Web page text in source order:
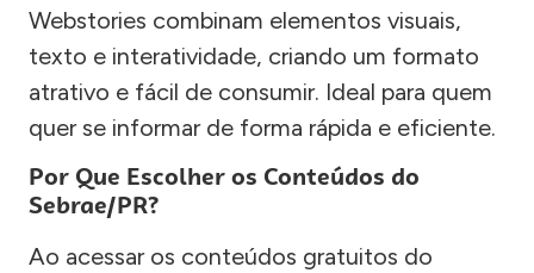
Webstories combinam elementos visuais,
texto e interatividade, criando um formato
atrativo e fácil de consumir. Ideal para quem
quer se informar de forma rápida e eficiente.
Por Que Escolher os Conteúdos do
Sebrae/PR?
Ao acessar os conteúdos gratuitos do